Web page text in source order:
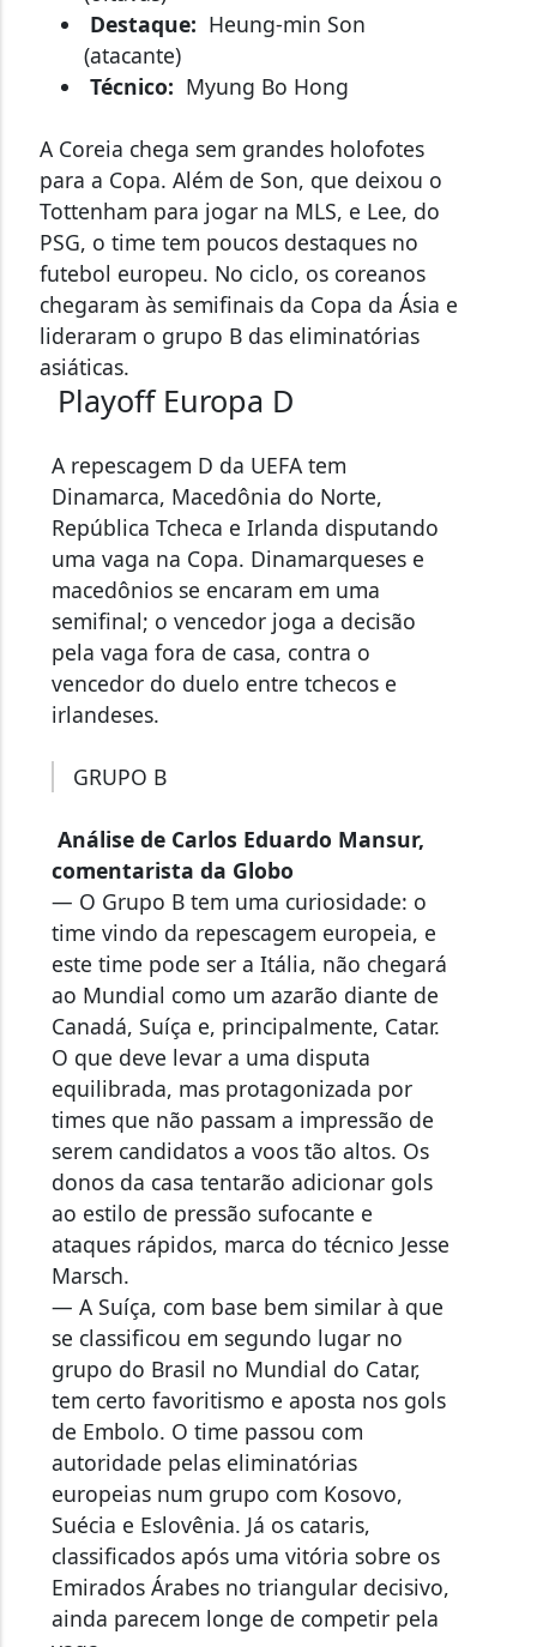
(atacante)
Técnico:
para a Copa. Além de Son, que deixou o
Tottenham para jogar na MLS, e Lee, do
PSG, o time tem poucos destaques no
futebol europeu. No ciclo, os coreanos
chegaram às semifinais da Copa da Ásia e
lideraram o grupo B das eliminatórias
asiáticas.
Playoff Europa D
Dinamarca, Macedônia do Norte,
República Tcheca e Irlanda disputando
uma vaga na Copa. Dinamarqueses e
macedônios se encaram em uma
semifinal; o vencedor joga a decisão
pela vaga fora de casa, contra o
vencedor do duelo entre tchecos e
irlandeses.
comentarista da Globo
— O Grupo B tem uma curiosidade: o
time vindo da repescagem europeia, e
este time pode ser a Itália, não chegará
ao Mundial como um azarão diante de
Canadá, Suíça e, principalmente, Catar.
O que deve levar a uma disputa
equilibrada, mas protagonizada por
times que não passam a impressão de
serem candidatos a voos tão altos. Os
donos da casa tentarão adicionar gols
ao estilo de pressão sufocante e
ataques rápidos, marca do técnico Jesse
Marsch.
— A Suíça, com base bem similar à que
se classificou em segundo lugar no
grupo do Brasil no Mundial do Catar,
tem certo favoritismo e aposta nos gols
de Embolo. O time passou com
autoridade pelas eliminatórias
europeias num grupo com Kosovo,
Suécia e Eslovênia. Já os cataris,
classificados após uma vitória sobre os
Emirados Árabes no triangular decisivo,
ainda parecem longe de competir pela
vaga.